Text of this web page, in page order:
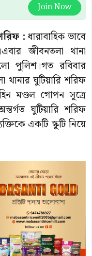
Join Now
: ধারাবাহিক ভাবে
জীবনতলা থানা
পুলিশ।গত রবিবার
ঘুটিয়ারি শরিফ
মণ্ডল গোপন সূত্রে
ঘুটিয়ারি শরিফ
একটি স্কুটি নিয়ে